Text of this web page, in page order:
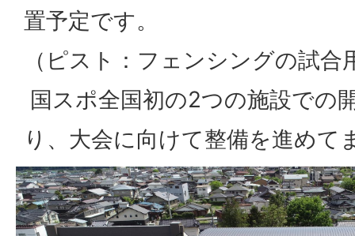
置予定です。
（ピスト：フェンシングの試合
国スポ全国初の2つの施設での
り、大会に向けて整備を進めて